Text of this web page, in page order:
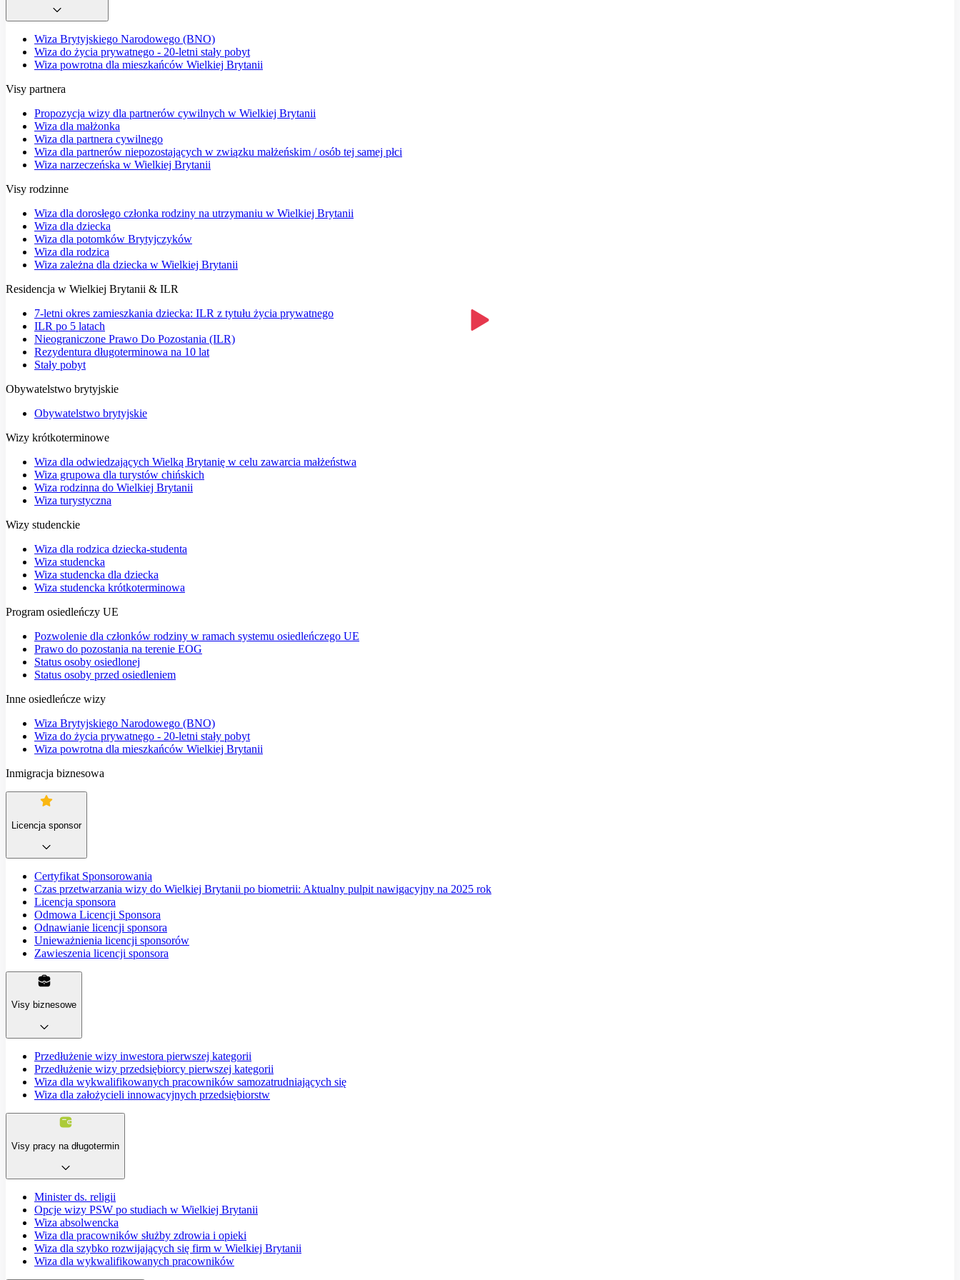
Wiza Brytyjskiego Narodowego (BNO)
Wiza do życia prywatnego - 20-letni stały pobyt
Wiza powrotna dla mieszkańców Wielkiej Brytanii
Visy partnera
Propozycja wizy dla partnerów cywilnych w Wielkiej Brytanii
Wiza dla małżonka
Wiza dla partnera cywilnego
Wiza dla partnerów niepozostających w związku małżeńskim / osób tej samej płci
Wiza narzeczeńska w Wielkiej Brytanii
Visy rodzinne
Wiza dla dorosłego członka rodziny na utrzymaniu w Wielkiej Brytanii
Wiza dla dziecka
Wiza dla potomków Brytyjczyków
Wiza dla rodzica
Wiza zależna dla dziecka w Wielkiej Brytanii
Residencja w Wielkiej Brytanii & ILR
7-letni okres zamieszkania dziecka: ILR z tytułu życia prywatnego
ILR po 5 latach
Nieograniczone Prawo Do Pozostania (ILR)
Rezydentura długoterminowa na 10 lat
Stały pobyt
Obywatelstwo brytyjskie
Obywatelstwo brytyjskie
Wizy krótkoterminowe
Wiza dla odwiedzających Wielką Brytanię w celu zawarcia małżeństwa
Wiza grupowa dla turystów chińskich
Wiza rodzinna do Wielkiej Brytanii
Wiza turystyczna
Wizy studenckie
Wiza dla rodzica dziecka-studenta
Wiza studencka
Wiza studencka dla dziecka
Wiza studencka krótkoterminowa
Program osiedleńczy UE
Pozwolenie dla członków rodziny w ramach systemu osiedleńczego UE
Prawo do pozostania na terenie EOG
Status osoby osiedlonej
Status osoby przed osiedleniem
Inne osiedleńcze wizy
Wiza Brytyjskiego Narodowego (BNO)
Wiza do życia prywatnego - 20-letni stały pobyt
Wiza powrotna dla mieszkańców Wielkiej Brytanii
Inmigracja biznesowa
Licencja sponsor
Certyfikat Sponsorowania
Czas przetwarzania wizy do Wielkiej Brytanii po biometrii: Aktualny pulpit nawigacyjny na 2025 rok
Licencja sponsora
Odmowa Licencji Sponsora
Odnawianie licencji sponsora
Unieważnienia licencji sponsorów
Zawieszenia licencji sponsora
Visy biznesowe
Przedłużenie wizy inwestora pierwszej kategorii
Przedłużenie wizy przedsiębiorcy pierwszej kategorii
Wiza dla wykwalifikowanych pracowników samozatrudniających się
Wiza dla założycieli innowacyjnych przedsiębiorstw
Visy pracy na długotermin
Minister ds. religii
Opcje wizy PSW po studiach w Wielkiej Brytanii
Wiza absolwencka
Wiza dla pracowników służby zdrowia i opieki
Wiza dla szybko rozwijających się firm w Wielkiej Brytanii
Wiza dla wykwalifikowanych pracowników